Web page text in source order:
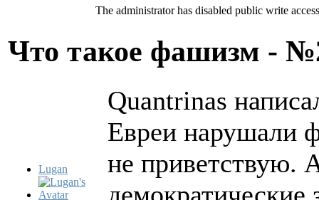
The administrator has disabled public write
Что такое фашизм -
Lugan
Quantrinas
Евреи нарушали
не приветствую.